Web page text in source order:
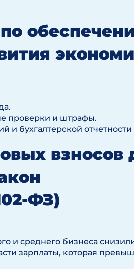
проверки и штрафы.
бухгалтерской отчетности
взносов
ФЗ)
и среднего бизнеса снизили
зарплаты, которая